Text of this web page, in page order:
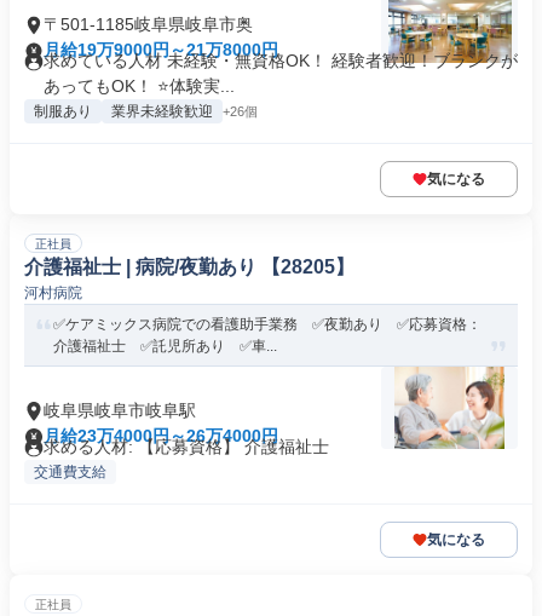
〒501-1185岐阜県岐阜市奥
月給19万9000円～21万8000円
求めている人材 未経験・無資格OK！ 経験者歓迎！ブランクが
あってもOK！ ⭐体験実...
制服あり 業界未経験歓迎 +26個
気になる
正社員
介護福祉士 | 病院/夜勤あり 【28205】
河村病院
✅ケアミックス病院での看護助手業務 ✅夜勤あり ✅応募資格：
介護福祉士 ✅託児所あり ✅車...
岐阜県岐阜市岐阜駅
月給23万4000円～26万4000円
求める人材: 【応募資格】 介護福祉士
交通費支給
気になる
正社員